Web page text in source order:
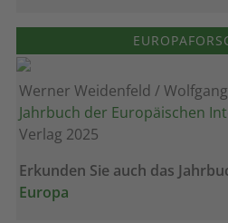
Werner Weidenfeld /
Jahrbuch der Europäischen
Verlag 2025
Erkunden Sie auch das
Europa